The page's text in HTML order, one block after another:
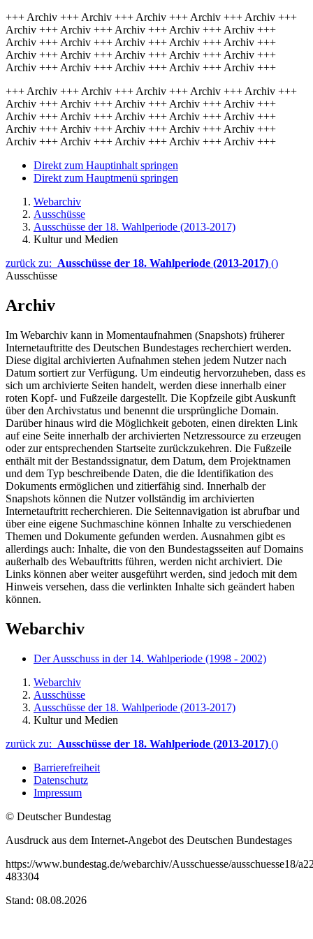
+++ Archiv +++ Archiv +++ Archiv +++ Archiv +++ Archiv +++
Archiv +++ Archiv +++ Archiv +++ Archiv +++ Archiv +++
Archiv +++ Archiv +++ Archiv +++ Archiv +++ Archiv +++
Archiv +++ Archiv +++ Archiv +++ Archiv +++ Archiv +++
Archiv +++ Archiv +++ Archiv +++ Archiv +++ Archiv +++
+++ Archiv +++ Archiv +++ Archiv +++ Archiv +++ Archiv +++
Archiv +++ Archiv +++ Archiv +++ Archiv +++ Archiv +++
Archiv +++ Archiv +++ Archiv +++ Archiv +++ Archiv +++
Archiv +++ Archiv +++ Archiv +++ Archiv +++ Archiv +++
Archiv +++ Archiv +++ Archiv +++ Archiv +++ Archiv +++
Direkt zum Hauptinhalt springen
Direkt zum Hauptmenü springen
Webarchiv
Ausschüsse
Ausschüsse der 18. Wahlperiode (2013-2017)
Kultur und Medien
zurück zu: Ausschüsse der 18. Wahlperiode (2013-2017) ()
Ausschüsse
Archiv
Im Webarchiv kann in Momentaufnahmen (Snapshots) früherer
Internetauftritte des Deutschen Bundestages recherchiert werden.
Diese digital archivierten Aufnahmen stehen jedem Nutzer nach
Datum sortiert zur Verfügung. Um eindeutig hervorzuheben, dass es
sich um archivierte Seiten handelt, werden diese innerhalb einer
roten Kopf- und Fußzeile dargestellt. Die Kopfzeile gibt Auskunft
über den Archivstatus und benennt die ursprüngliche Domain.
Darüber hinaus wird die Möglichkeit geboten, einen direkten Link
auf eine Seite innerhalb der archivierten Netzressource zu erzeugen
oder zur entsprechenden Startseite zurückzukehren. Die Fußzeile
enthält mit der Bestandssignatur, dem Datum, dem Projektnamen
und dem Typ beschreibende Daten, die die Identifikation des
Dokuments ermöglichen und zitierfähig sind. Innerhalb der
Snapshots können die Nutzer vollständig im archivierten
Internetauftritt recherchieren. Die Seitennavigation ist abrufbar und
über eine eigene Suchmaschine können Inhalte zu verschiedenen
Themen und Dokumente gefunden werden. Ausnahmen gibt es
allerdings auch: Inhalte, die von den Bundestagsseiten auf Domains
außerhalb des Webauftritts führen, werden nicht archiviert. Die
Links können aber weiter ausgeführt werden, sind jedoch mit dem
Hinweis versehen, dass die verlinkten Inhalte sich geändert haben
können.
Webarchiv
Der Ausschuss in der 14. Wahlperiode (1998 - 2002)
Webarchiv
Ausschüsse
Ausschüsse der 18. Wahlperiode (2013-2017)
Kultur und Medien
zurück zu: Ausschüsse der 18. Wahlperiode (2013-2017) ()
Barrierefreiheit
Datenschutz
Impressum
© Deutscher Bundestag
Ausdruck aus dem Internet-Angebot des Deutschen Bundestages
https://www.bundestag.de/webarchiv/Ausschuesse/ausschuesse18/
483304
Stand: 08.08.2026